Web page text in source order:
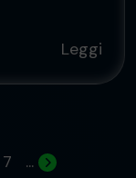
Leggi
7 ...